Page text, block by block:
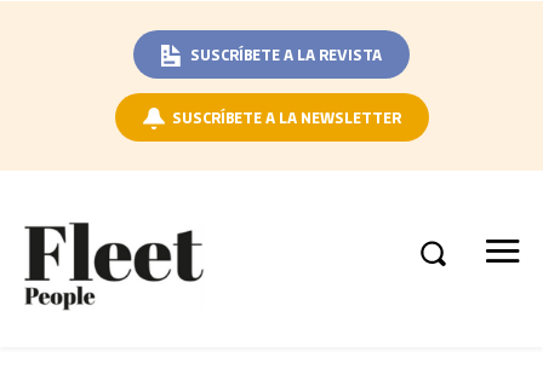
SUSCRÍBETE A LA REVISTA
SUSCRÍBETE A LA NEWSLETTER